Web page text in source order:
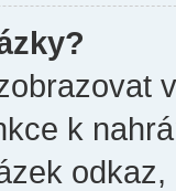
k